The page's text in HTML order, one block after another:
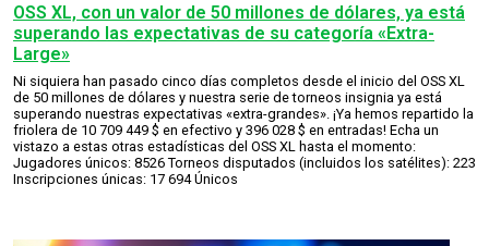
OSS XL, con un valor de 50 millones de dólares, ya está
superando las expectativas de su categoría «Extra-
Large»
Ni siquiera han pasado cinco días completos desde el inicio del OSS XL
de 50 millones de dólares y nuestra serie de torneos insignia ya está
superando nuestras expectativas «extra-grandes». ¡Ya hemos repartido la
friolera de 10 709 449 $ en efectivo y 396 028 $ en entradas! Echa un
vistazo a estas otras estadísticas del OSS XL hasta el momento:
Jugadores únicos: 8526 Torneos disputados (incluidos los satélites): 223
Inscripciones únicas: 17 694 Únicos